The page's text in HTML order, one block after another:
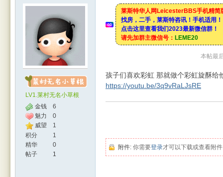
人网
LV1.莱村无名小草根
金钱
6
魅力
0
威望
1
积分
1
精华
0
帖子
1
莱斯特华人网LeicesterBBS手机精简
找房，二手，莱斯特咨讯！手机适用！
点击这里查看我们2023最新微信群！
请先加群主微信号： LEME20
本帖最
孩子们喜欢彩虹 那就做个彩虹旋酥给
https://youtu.be/3q9vRaLJsRE
附件: 你需要登录才可以下载或查看附